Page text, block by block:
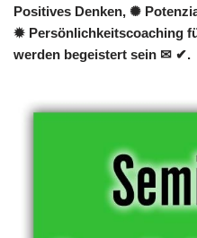
Positives Denken, ✺
✹ Persönlichkeitscoaching
werden begeistert sein ✉ ✔.